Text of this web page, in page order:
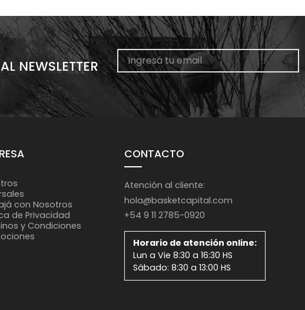
NEWSLETTER
con Nosotros
de Privacidad
y Condiciones
CONTACTO
Atención al cliente:
hola@basketcapital.com
+54 9 11 2785-0920
Horario de atención online:
Lun a Vie 8:30 a 16:30 HS
Sábado: 8:30 a 13:00 HS